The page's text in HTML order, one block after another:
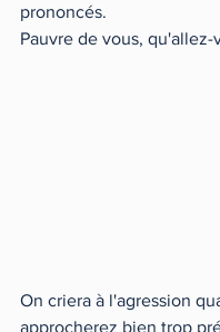
prononcés.
Pauvre de vous, qu'allez-
On criera à l'agression
approcherez bien trop